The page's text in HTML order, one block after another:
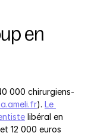
en
000 chirurgiens-
). Le
libéral en
12 000 euros